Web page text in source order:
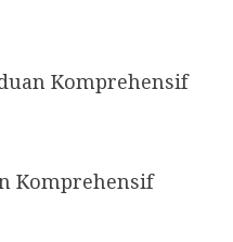
Komprehensif
Komprehensif